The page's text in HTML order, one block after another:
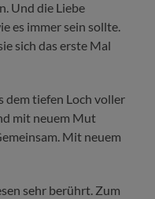
Und die Liebe
es immer sein sollte.
sich das erste Mal
dem tiefen Loch voller
mit neuem Mut
Mit neuem
sehr berührt. Zum